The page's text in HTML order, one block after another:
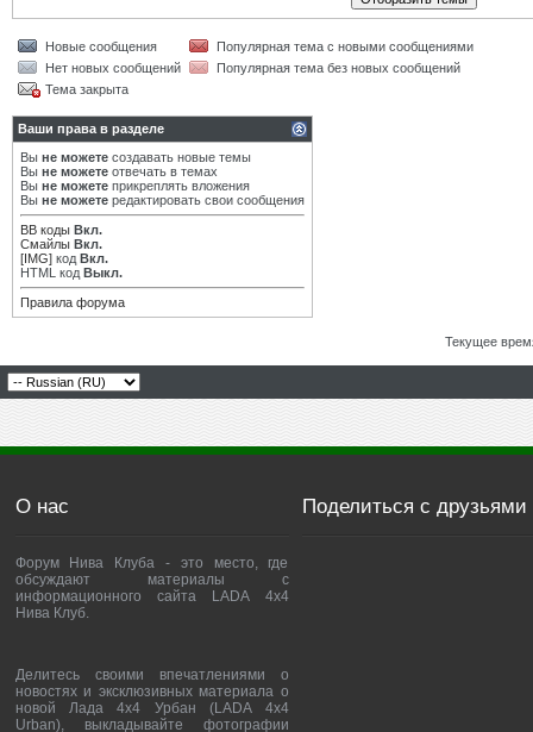
Новые сообщения
Популярная тема с новыми сообщениями
Нет новых сообщений
Популярная тема без новых сообщений
Тема закрыта
Ваши права в разделе
Вы не можете создавать новые темы
Вы не можете отвечать в темах
Вы не можете прикреплять вложения
Вы не можете редактировать свои сообщения
BB коды Вкл.
Смайлы Вкл.
[IMG] код Вкл.
HTML код Выкл.
Правила форума
Текущее
О нас
Форум Нива Клуба - это место, где
обсуждают материалы с
информационного сайта LADA 4x4
Нива Клуб.
Делитесь своими впечатлениями о
новостях и эксклюзивных материала о
новой Лада 4х4 Урбан (LADA 4x4
Urban), выкладывайте фотографии
Поделиться с друзьями